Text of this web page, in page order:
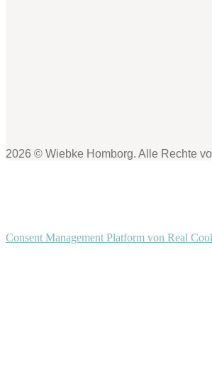
2026 © Wiebke Homborg. Alle Rechte
Consent Management Platform von Real